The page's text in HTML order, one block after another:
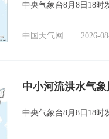
中央气象台8月8日18时
中国天气网 2026-
中小河流洪水气
中央气象台8月8日18时